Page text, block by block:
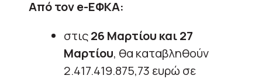
Από τον e-ΕΦΚΑ:
στις26 Μαρτίου και 27
Μαρτίου, θα καταβληθούν
2.417.419.875,73 ευρώ σε